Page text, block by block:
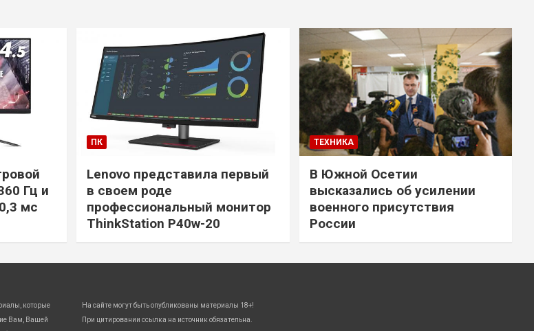
Гц и
мс
ПК
Lenovo представила первый
в своем роде
профессиональный монитор
ThinkStation P40w-20
ТЕХНИКА
В Южной Осетии
высказались об усилении
военного присутствия
России
которые
Вам, Вашей
На сайте могут быть опубликованы материалы 18+!
При цитировании ссылка на источник обязательна.